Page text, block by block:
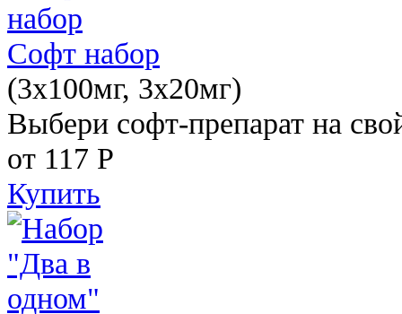
Софт набор
(3x100мг, 3x20мг)
Выбери софт-препарат на
от 117 Р
Купить